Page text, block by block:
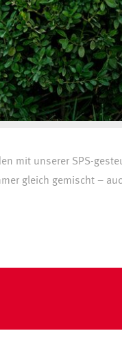
mit unserer SPS-
gleich gemischt –